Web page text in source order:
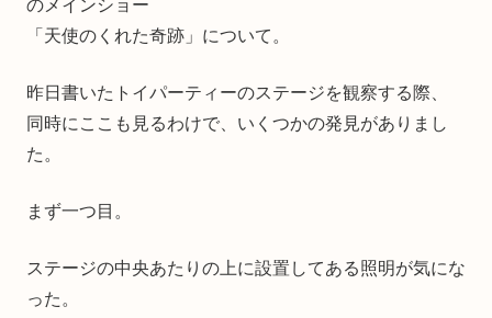
のメインショー
「天使のくれた奇跡」について。
昨日書いたトイパーティーのステージを観察する際、
同時にここも見るわけで、いくつかの発見がありまし
た。
まず一つ目。
ステージの中央あたりの上に設置してある照明が気にな
った。